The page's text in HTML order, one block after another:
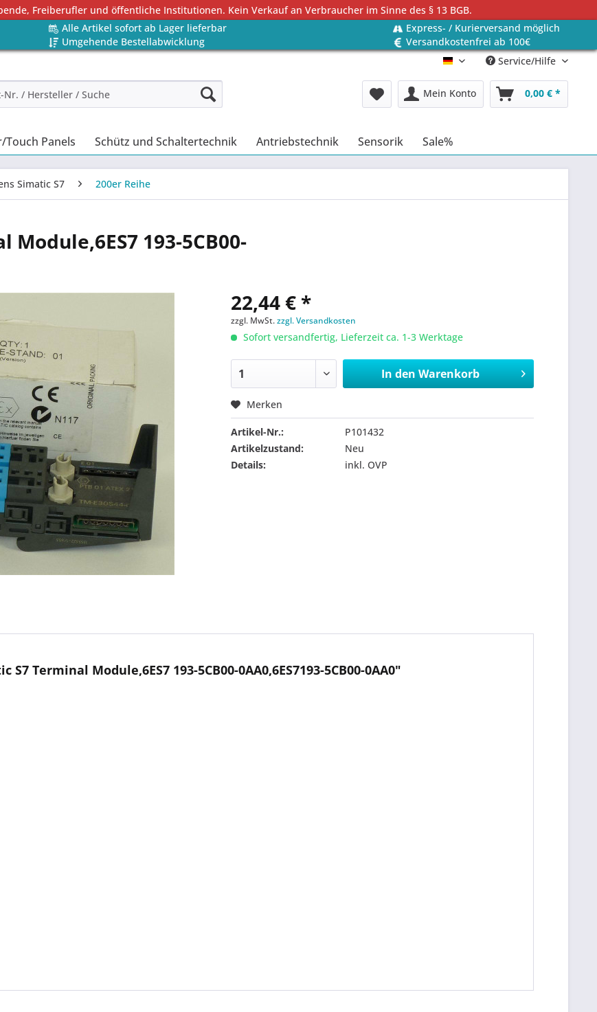
Freiberufler und öffentliche Institutionen. Kein Verkauf an Verbraucher im Sinne des § 13 BGB.
Alle Artikel sofort ab Lager lieferbar
Express- / Kurierversand möglich
Umgehende Bestellabwicklung
Versandkostenfrei ab 100€
Deutsch Service/Hilfe
Mein Konto 0,00 € *
Panels Schütz und Schaltertechnik Antriebstechnik Sensorik Sale%
Simatic S7 200er Reihe
193-5CB00-
22,44 € *
zzgl. MwSt.zzgl. Versandkosten
Sofort versandfertig, Lieferzeit ca. 1-3 Werktage
In den Warenkorb
Merken
Artikel-Nr.:
P101432
Artikelzustand:
Neu
Details:
inkl. OVP
Terminal Module,6ES7 193-5CB00-0AA0,6ES7193-5CB00-0AA0"